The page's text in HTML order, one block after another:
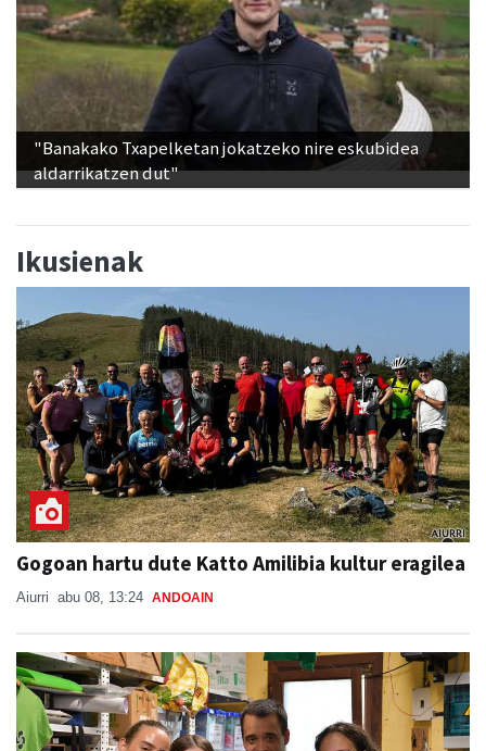
"Banakako Txapelketan jokatzeko nire eskubidea
aldarrikatzen dut"
Ikusienak
Gogoan hartu dute Katto Amilibia kultur eragilea
Aiurri abu 08, 13:24 ANDOAIN